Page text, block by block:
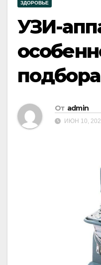
ЗДОРОВЬЕ
УЗИ-
подбора
От admin
ИЮН 10,